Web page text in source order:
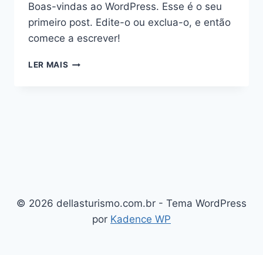
Boas-vindas ao WordPress. Esse é o seu
primeiro post. Edite-o ou exclua-o, e então
comece a escrever!
LER MAIS OLÁ,
© 2026 dellasturismo.com.br - Tema WordPress
por Kadence WP